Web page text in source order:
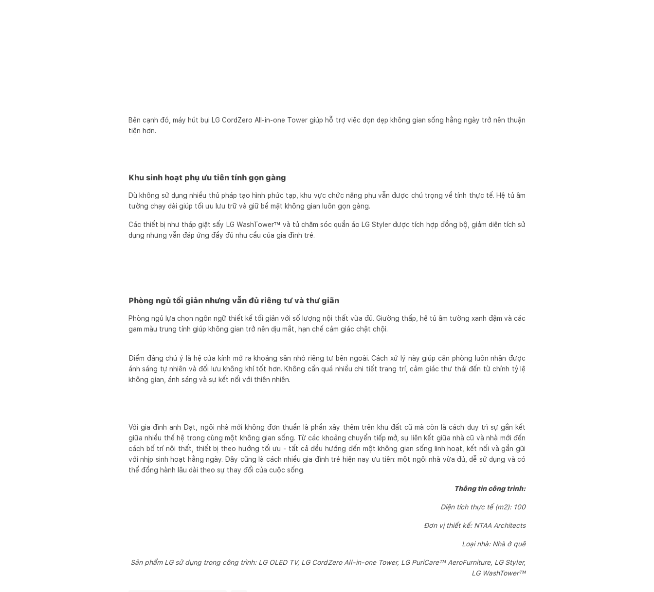
Bên cạnh đó, máy hút bụi LG CordZero All-in-one Tower giúp hỗ trợ việc dọn dẹp không gian sống hằng ngày trở nên thuận
tiện hơn.
Khu sinh hoạt phụ ưu tiên tính gọn gàng
Dù không sử dụng nhiều thủ pháp tạo hình phức tạp, khu vực chức năng phụ vẫn được chú trọng về tính thực tế. Hệ tủ âm
tường chạy dài giúp tối ưu lưu trữ và giữ bề mặt không gian luôn gọn gàng.
Các thiết bị như tháp giặt sấy LG WashTower™ và tủ chăm sóc quần áo LG Styler được tích hợp đồng bộ, giảm diện tích sử
dụng nhưng vẫn đáp ứng đầy đủ nhu cầu của gia đình trẻ.
Phòng ngủ tối giản nhưng vẫn đủ riêng tư và thư giãn
Phòng ngủ lựa chọn ngôn ngữ thiết kế tối giản với số lượng nội thất vừa đủ. Giường thấp, hệ tủ âm tường xanh đậm và các
gam màu trung tính giúp không gian trở nên dịu mắt, hạn chế cảm giác chật chội.
Điểm đáng chú ý là hệ cửa kính mở ra khoảng sân nhỏ riêng tư bên ngoài. Cách xử lý này giúp căn phòng luôn nhận được
ánh sáng tự nhiên và đối lưu không khí tốt hơn. Không cần quá nhiều chi tiết trang trí, cảm giác thư thái đến từ chính tỷ lệ
không gian, ánh sáng và sự kết nối với thiên nhiên.
Với gia đình anh Đạt, ngôi nhà mới không đơn thuần là phần xây thêm trên khu đất cũ mà còn là cách duy trì sự gắn kết
giữa nhiều thế hệ trong cùng một không gian sống. Từ các khoảng chuyển tiếp mở, sự liên kết giữa nhà cũ và nhà mới đến
cách bố trí nội thất, thiết bị theo hướng tối ưu - tất cả đều hướng đến một không gian sống linh hoạt, kết nối và gần gũi
với nhịp sinh hoạt hằng ngày. Đây cũng là cách nhiều gia đình trẻ hiện nay ưu tiên: một ngôi nhà vừa đủ, dễ sử dụng và có
thể đồng hành lâu dài theo sự thay đổi của cuộc sống.
Thông tin công trình:
Diện tích thực tế (m2): 100
Đơn vị thiết kế: NTAA Architects
Loại nhà: Nhà ở quê
Sản phẩm LG sử dụng trong công trình: LG OLED TV, LG CordZero All-in-one Tower, LG PuriCare™ AeroFurniture, LG Styler,
LG WashTower™